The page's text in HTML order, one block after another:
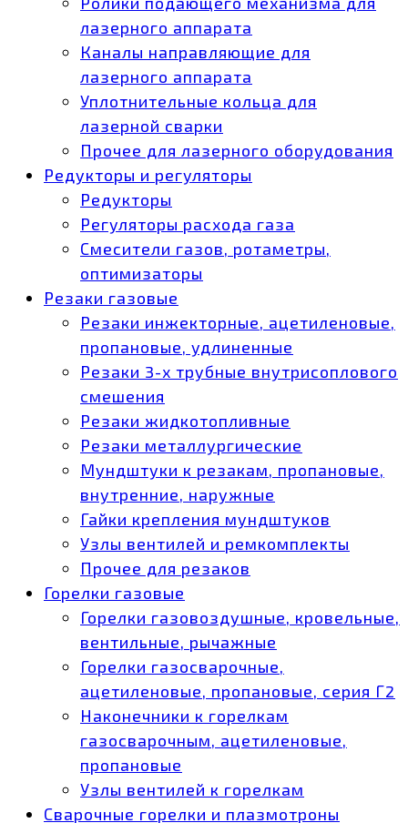
лазерного аппарата
Каналы направляющие для
лазерного аппарата
Уплотнительные кольца для
лазерной сварки
Прочее для лазерного оборудования
Редукторы и регуляторы
Редукторы
Регуляторы расхода газа
Смесители газов, ротаметры,
оптимизаторы
Резаки газовые
Резаки инжекторные, ацетиленовые,
пропановые, удлиненные
Резаки 3-х трубные внутрисоплового
смешения
Резаки жидкотопливные
Резаки металлургические
Мундштуки к резакам, пропановые,
внутренние, наружные
Гайки крепления мундштуков
Узлы вентилей и ремкомплекты
Прочее для резаков
Горелки газовые
Горелки газовоздушные, кровельные,
вентильные, рычажные
Горелки газосварочные,
ацетиленовые, пропановые, серия Г2
Наконечники к горелкам
газосварочным, ацетиленовые,
пропановые
Узлы вентилей к горелкам
Сварочные горелки и плазмотроны